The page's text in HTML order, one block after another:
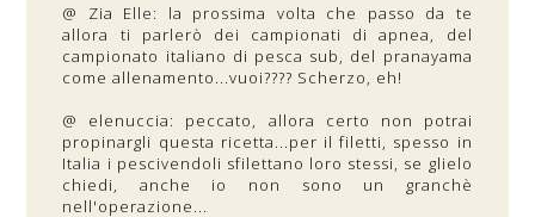
@ Zia Elle: la prossima volta che passo da te
allora ti parlerò dei campionati di apnea, del
campionato italiano di pesca sub, del pranayama
come allenamento...vuoi???? Scherzo, eh!
@ elenuccia: peccato, allora certo non potrai
propinargli questa ricetta...per il filetti, spesso in
Italia i pescivendoli sfilettano loro stessi, se glielo
chiedi, anche io non sono un granchè
nell'operazione...